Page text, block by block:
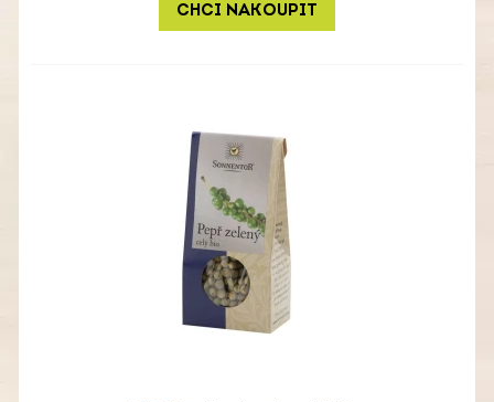
CHCI NAKOUPIT